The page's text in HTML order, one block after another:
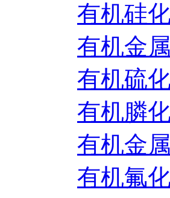
有机硅
有机金
有机硫
有机膦
有机金
有机氟